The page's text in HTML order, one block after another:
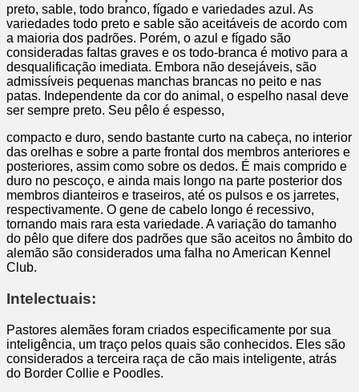
preto, sable, todo branco, fígado e variedades azul. As
variedades todo preto e sable são aceitáveis de acordo com
a maioria dos padrões. Porém, o azul e fígado são
consideradas faltas graves e os todo-branca é motivo para a
desqualificação imediata. Embora não desejáveis, são
admissíveis pequenas manchas brancas no peito e nas
patas. Independente da cor do animal, o espelho nasal deve
ser sempre preto. Seu pêlo é espesso,
compacto e duro, sendo bastante curto na cabeça, no interior
das orelhas e sobre a parte frontal dos membros anteriores e
posteriores, assim como sobre os dedos. É mais comprido e
duro no pescoço, e ainda mais longo na parte posterior dos
membros dianteiros e traseiros, até os pulsos e os jarretes,
respectivamente. O gene de cabelo longo é recessivo,
tornando mais rara esta variedade. A variação do tamanho
do pêlo que difere dos padrões que são aceitos no âmbito do
alemão são considerados uma falha no American Kennel
Club.
Intelectuais:
Pastores alemães foram criados especificamente por sua
inteligência, um traço pelos quais são conhecidos. Eles são
considerados a terceira raça de cão mais inteligente, atrás
do Border Collie e Poodles.